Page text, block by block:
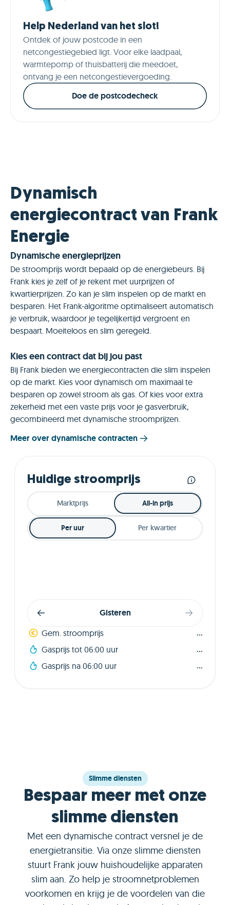
Help Nederland van het slot!
Ontdek of jouw postcode in een
netcongestiegebied ligt. Voor elke laadpaal,
warmtepomp of thuisbatterij die meedoet,
ontvang je een netcongestievergoeding.
Doe de postcodecheck
Huidige stroomprijs
Marktprijs All-in prijs
Per uur Per kwartier
Gisteren
Gem. stroomprijs ...
Gasprijs tot 06:00 uur ...
Gasprijs na 06:00 uur ...
Dynamisch
energiecontract van Frank
Energie
Dynamische energieprijzen
De stroomprijs wordt bepaald op de energiebeurs. Bij
Frank kies je zelf of je rekent met uurprijzen of
kwartierprijzen. Zo kan je slim inspelen op de markt en
besparen. Het Frank-algoritme optimaliseert automatisch
je verbruik, waardoor je tegelijkertijd vergroent en
bespaart. Moeiteloos en slim geregeld.
Kies een contract dat bij jou past
Bij Frank bieden we energiecontracten die slim inspelen
op de markt. Kies voor dynamisch om maximaal te
besparen op zowel stroom als gas. Of kies voor extra
zekerheid met een vaste prijs voor je gasverbruik,
gecombineerd met dynamische stroomprijzen.
Meer over dynamische contracten
Slimme diensten
Bespaar meer met onze
slimme diensten
Met een dynamische contract versnel je de
energietransitie. Via onze slimme diensten
stuurt Frank jouw huishoudelijke apparaten
slim aan. Zo help je stroomnetproblemen
voorkomen en krijg je de voordelen van die